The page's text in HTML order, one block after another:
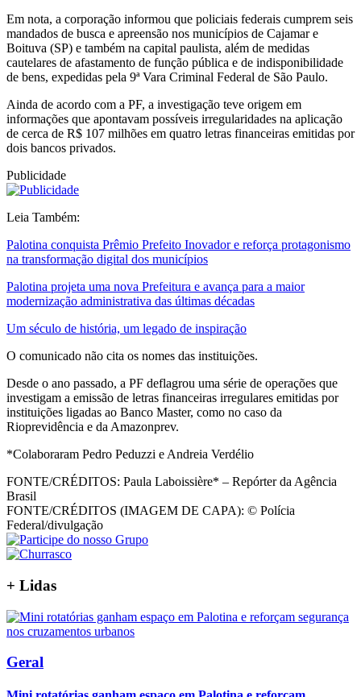
Em nota, a corporação informou que policiais federais cumprem seis
mandados de busca e apreensão nos municípios de Cajamar e
Boituva (SP) e também na capital paulista, além de medidas
cautelares de afastamento de função pública e de indisponibilidade
de bens, expedidas pela 9ª Vara Criminal Federal de São Paulo.
Ainda de acordo com a PF, a investigação teve origem em
informações que apontavam possíveis irregularidades na aplicação
de cerca de R$ 107 milhões em quatro letras financeiras emitidas por
dois bancos privados.
Publicidade
Leia Também:
Palotina conquista Prêmio Prefeito Inovador e reforça protagonismo
na transformação digital dos municípios
Palotina projeta uma nova Prefeitura e avança para a maior
modernização administrativa das últimas décadas
Um século de história, um legado de inspiração
O comunicado não cita os nomes das instituições.
Desde o ano passado, a PF deflagrou uma série de operações que
investigam a emissão de letras financeiras irregulares emitidas por
instituições ligadas ao Banco Master, como no caso da
Rioprevidência e da Amazonprev.
*Colaboraram Pedro Peduzzi e Andreia Verdélio
FONTE/CRÉDITOS: Paula Laboissière* – Repórter da Agência
Brasil
FONTE/CRÉDITOS (IMAGEM DE CAPA): © Polícia
Federal/divulgação
+ Lidas
Geral